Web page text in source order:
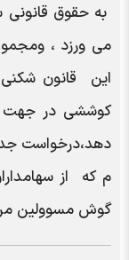
به حقوق قانونی
می ورزد ،
این قانون
کوششی در جهت
دهد،درخواست
م که از
گوش مسوولین